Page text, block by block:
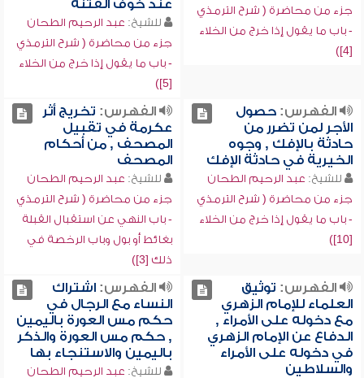
جزء من محاضرة ( شرح الترمذي
- باب ما يقول إذا خرج من الخلاء
[4])
عند خوف الفتنة
للشيخ: عبد الرحيم الطحان
جزء من محاضرة ( شرح الترمذي
- باب ما يقول إذا خرج من الخلاء
[5])
الفهرس:حصول
الأجر لمن تضرر من
حادثة بالإفك , وجوه
الخيرية في حادثة الإفك
للشيخ: عبد الرحيم الطحان
جزء من محاضرة ( شرح الترمذي
- باب ما يقول إذا خرج من الخلاء
[10])
الفهرس: تخريج أثر
عكرمة في تقبيل
المصحف , من أحكام
المصحف
للشيخ: عبد الرحيم الطحان
جزء من محاضرة ( شرح الترمذي
- باب النهي عن استقبال القبلة
بغائط أو بول وباب الرخصة في
ذلك [3])
الفهرس: توثيق
العلماء للإمام الزهري
مع دخوله على الأمراء ,
الدفاع عن الإمام الزهري
في دخوله على الأمراء
والسلاطين
الفهرس:اشتراك
النساء مع الرجال في
حكم مس العورة باليمين
, حكم مس العورة والذكر
باليمين والاستنجاء بها
للشيخ: عبد الرحيم الطحان